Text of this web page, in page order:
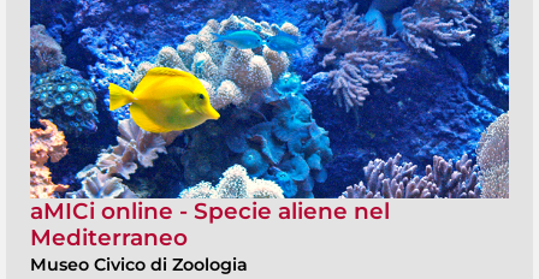
aMICi online - Specie aliene nel
Mediterraneo
Museo Civico di Zoologia